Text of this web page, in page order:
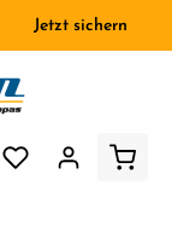
Jetzt sichern